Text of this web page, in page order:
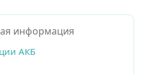
информация
АКБ